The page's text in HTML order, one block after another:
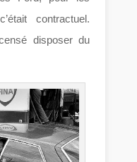
contractuel.
disposer du